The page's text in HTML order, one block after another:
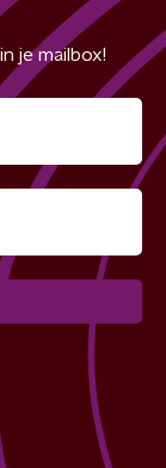
je mailbox!